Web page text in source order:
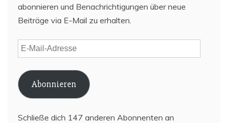
abonnieren und Benachrichtigungen über neue
Beiträge via E-Mail zu erhalten.
E-
Mail-
Adresse
Abonnieren
Schließe dich 147 anderen Abonnenten an